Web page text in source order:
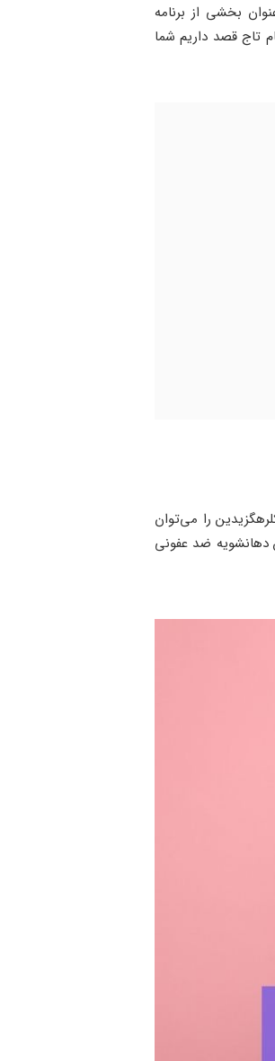
بخشی از برنامه
تاج قصد داریم شما
را می‌توان
دهانشویه ضد عفونی